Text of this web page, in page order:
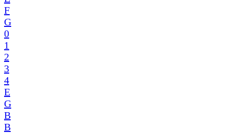
F
G
0
1
2
3
4
E
G
B
B